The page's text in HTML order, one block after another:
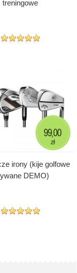
treningowe
irony (kije golfowe
DEMO)
99,00
zł